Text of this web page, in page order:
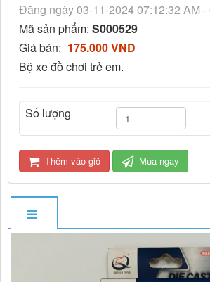
Đăng ngày 03-11-2024 07:12:32 AM -
Mã sản phẩm: S000529
Giá bán: 175.000 VND
Bộ xe đồ chơi trẻ em.
Số lượng
Thêm vào giỏ Mua ngay